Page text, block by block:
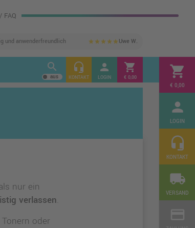
FAQ
und anwenderfreundlich star star star star star Uwe W.
shopping_cart
€ 0,00
person
LOGIN
headset_mic
KONTAKT
local_shipping
VERSAND
search headset_mic
KONTAKT
person
LOGIN
shopping_cart
€ 0,00
nur ein
verlassen.
oder